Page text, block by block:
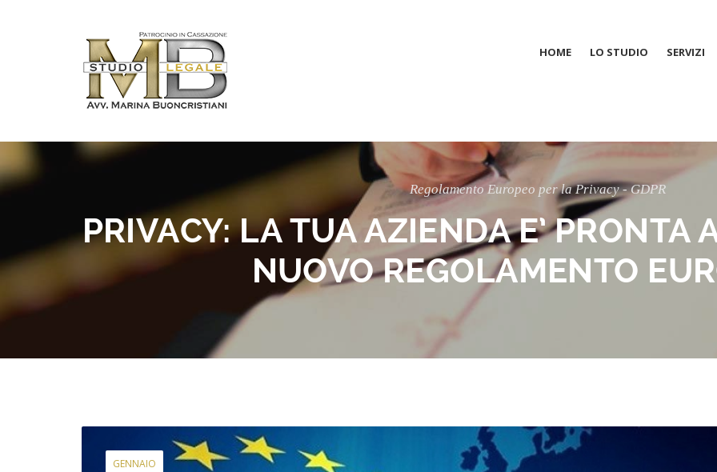
HOME LO STUDIO SERVIZI
Regolamento Europeo per la Privacy - GDPR
PRIVACY: LA TUA AZIENDA E’ PRONTA
NUOVO REGOLAMENTO
GENNAIO